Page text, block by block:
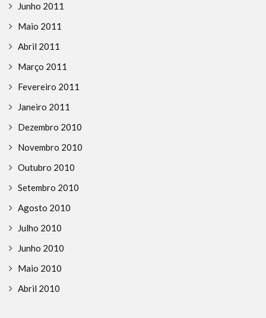
Junho 2011
Maio 2011
Abril 2011
Março 2011
Fevereiro 2011
Janeiro 2011
Dezembro 2010
Novembro 2010
Outubro 2010
Setembro 2010
Agosto 2010
Julho 2010
Junho 2010
Maio 2010
Abril 2010